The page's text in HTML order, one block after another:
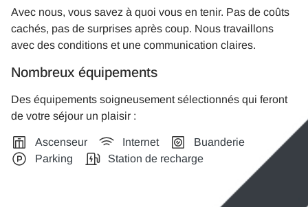
Avec nous, vous savez à quoi vous en tenir. Pas de coûts
cachés, pas de surprises après coup. Nous travaillons
avec des conditions et une communication claires.
Nombreux équipements
Des équipements soigneusement sélectionnés qui feront
de votre séjour un plaisir :
Ascenseur Internet
Buanderie
Parking
Station de recharge